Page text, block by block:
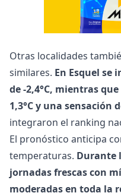
Otras localidades
similares. En Esquel se
de -2,4°C, mientras
1,3°C y una sensación
integraron el ranking
El pronóstico anticipa
temperaturas. Durante
jornadas frescas con
moderadas en toda la